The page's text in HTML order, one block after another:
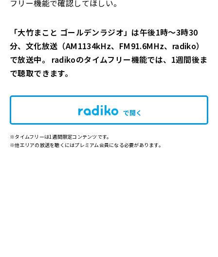
フリー機能で確認してほしい。
「大竹まこと ゴールデンラジオ」は午後1時～3時30
分、文化放送（AM1134kHz、FM91.6MHz、radiko）
で放送中。 radikoのタイムフリー機能では、1週間後ま
で聴取できます。
で開く
※タイムフリーは1週間限定コンテンツです。
※他エリアの放送を聴くにはプレミアム会員になる必要があります。